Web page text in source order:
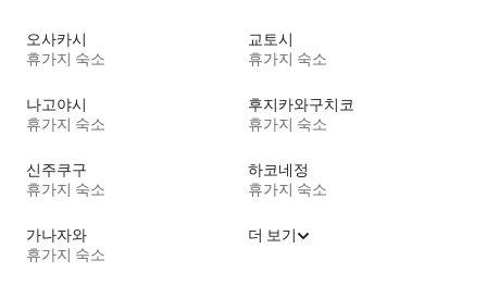
오사카시
휴가지 숙소
교토시
휴가지 숙소
나고야시
휴가지 숙소
후지카와구치코
휴가지 숙소
신주쿠구
휴가지 숙소
하코네정
휴가지 숙소
가나자와
휴가지 숙소
더 보기